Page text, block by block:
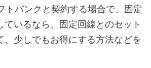
トバンクと契約する場合で、固定
ているなら、固定回線とのセット
、少しでもお得にする方法などを